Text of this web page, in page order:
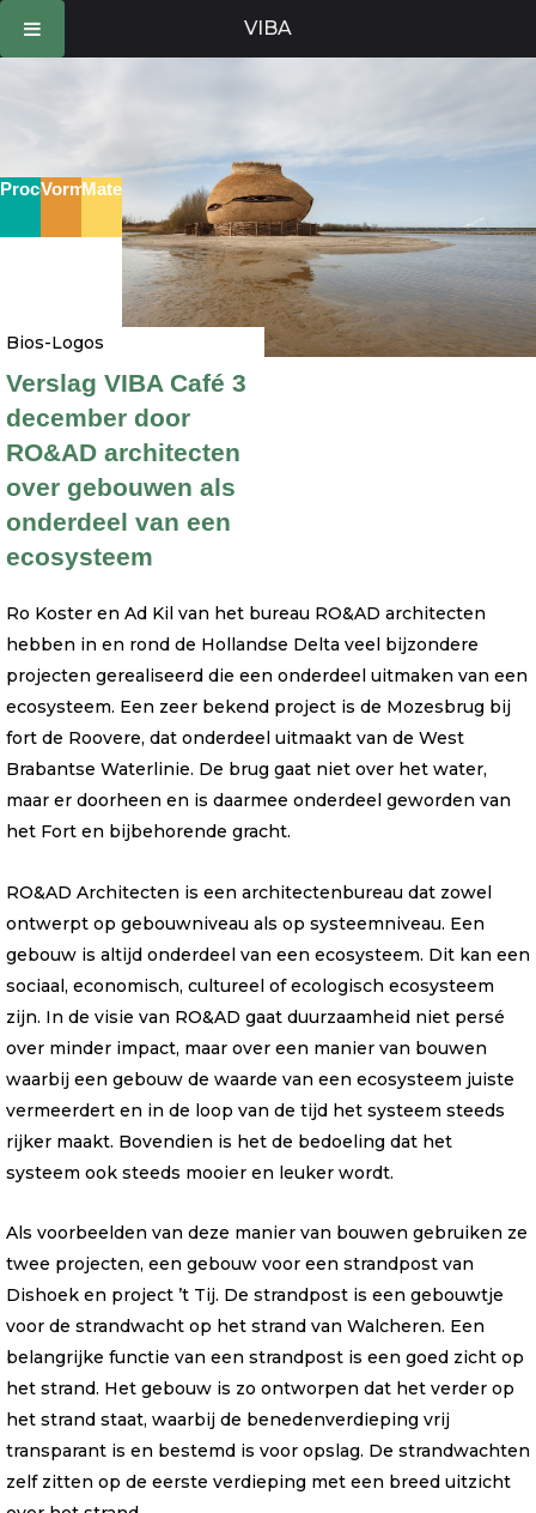
VIBA
ProcesVormMaterie
Bios-Logos
Verslag VIBA Café 3
december door
RO&AD architecten
over gebouwen als
onderdeel van een
ecosysteem
Ro Koster en Ad Kil van het bureau RO&AD architecten
hebben in en rond de Hollandse Delta veel bijzondere
projecten gerealiseerd die een onderdeel uitmaken van een
ecosysteem. Een zeer bekend project is de Mozesbrug bij
fort de Roovere, dat onderdeel uitmaakt van de West
Brabantse Waterlinie. De brug gaat niet over het water,
maar er doorheen en is daarmee onderdeel geworden van
het Fort en bijbehorende gracht.
RO&AD Architecten is een architectenbureau dat zowel
ontwerpt op gebouwniveau als op systeemniveau. Een
gebouw is altijd onderdeel van een ecosysteem. Dit kan een
sociaal, economisch, cultureel of ecologisch ecosysteem
zijn. In de visie van RO&AD gaat duurzaamheid niet persé
over minder impact, maar over een manier van bouwen
waarbij een gebouw de waarde van een ecosysteem juiste
vermeerdert en in de loop van de tijd het systeem steeds
rijker maakt. Bovendien is het de bedoeling dat het
systeem ook steeds mooier en leuker wordt.
Als voorbeelden van deze manier van bouwen gebruiken ze
twee projecten, een gebouw voor een strandpost van
Dishoek en project ’t Tij. De strandpost is een gebouwtje
voor de strandwacht op het strand van Walcheren. Een
belangrijke functie van een strandpost is een goed zicht op
het strand. Het gebouw is zo ontworpen dat het verder op
het strand staat, waarbij de benedenverdieping vrij
transparant is en bestemd is voor opslag. De strandwachten
zelf zitten op de eerste verdieping met een breed uitzicht